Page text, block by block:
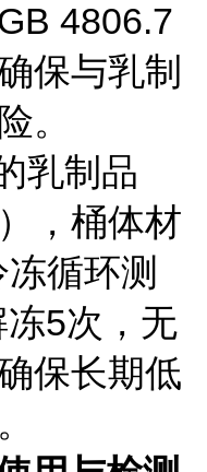
4806.7
保与乳制
。
乳制品
，桶体材
循环测
冻5次，无
保长期低